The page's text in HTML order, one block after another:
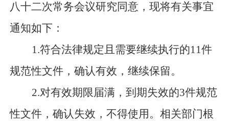
八十二次常务会议研究同意，现将有关事宜
通知如下：
1.符合法律规定且需要继续执行的11件
规范性文件，确认有效，继续保留。
2.对有效期限届满，到期失效的3件规范
性文件，确认失效，不得使用。相关部门根